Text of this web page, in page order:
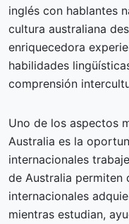
inglés con hablantes
cultura australiana
enriquecedora
habilidades
comprensión
Uno de los aspectos
Australia es la
internacionales
de Australia permiten
internacionales
mientras estudian,